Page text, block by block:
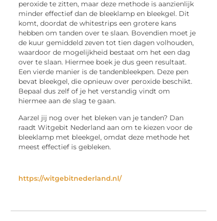
peroxide te zitten, maar deze methode is aanzienlijk
minder effectief dan de bleeklamp en bleekgel. Dit
komt, doordat de whitestrips een grotere kans
hebben om tanden over te slaan. Bovendien moet je
de kuur gemiddeld zeven tot tien dagen volhouden,
waardoor de mogelijkheid bestaat om het een dag
over te slaan. Hiermee boek je dus geen resultaat.
Een vierde manier is de tandenbleekpen. Deze pen
bevat bleekgel, die opnieuw over peroxide beschikt.
Bepaal dus zelf of je het verstandig vindt om
hiermee aan de slag te gaan.
Aarzel jij nog over het bleken van je tanden? Dan
raadt Witgebit Nederland aan om te kiezen voor de
bleeklamp met bleekgel, omdat deze methode het
meest effectief is gebleken.
https://witgebitnederland.nl/